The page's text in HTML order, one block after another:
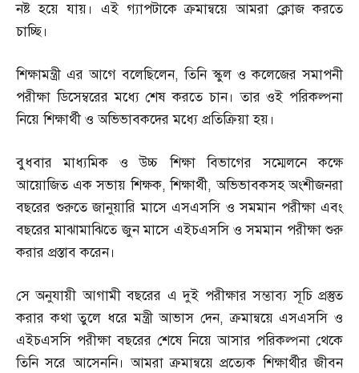
নষ্ট হয়ে যায়। এই গ্যাপটাকে ক্রমান্বয়ে আমরা ক্লোজ করতে
চাচ্ছি।
শিক্ষামন্ত্রী এর আগে বলেছিলেন,তিনি স্কুল ও কলেজের সমাপনী
পরীক্ষা ডিসেম্বরের মধ্যে শেষ করতে চান। তার ওই পরিকল্পনা
নিয়ে শিক্ষার্থী ও অভিভাবকদের মধ্যে প্রতিক্রিয়া হয়।
বুধবার মাধ্যমিক ও উচ্চ শিক্ষা বিভাগের সম্মেলনে কক্ষে
আয়োজিত এক সভায় শিক্ষক,শিক্ষার্থী,অভিভাবকসহ অংশীজনরা
বছরের শুরুতে জানুয়ারি মাসে এসএসসি ও সমমান পরীক্ষা এবং
বছরের মাঝামাঝিতে জুন মাসে এইচএসসি ও সমমান পরীক্ষা শুরু
করার প্রস্তাব করেন।
সে অনুযায়ী আগামী বছরের এ দুই পরীক্ষার সম্ভাব্য সূচি প্রস্তুত
করার কথা তুলে ধরে মন্ত্রী আভাস দেন,ক্রমান্বয়ে এসএসসি ও
এইচএসসি পরীক্ষা বছরের শেষে নিয়ে আসার পরিকল্পনা থেকে
তিনি সরে আসেননি। আমরা ক্রমান্বয়ে প্রত্যেক শিক্ষার্থীর জীবন